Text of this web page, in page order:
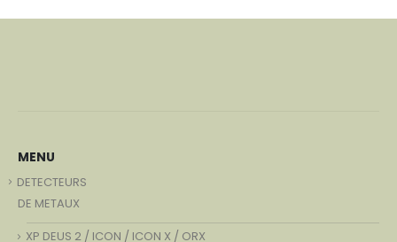
MENU
DETECTEURS
DE METAUX
XP DEUS 2 / ICON / ICON X / ORX